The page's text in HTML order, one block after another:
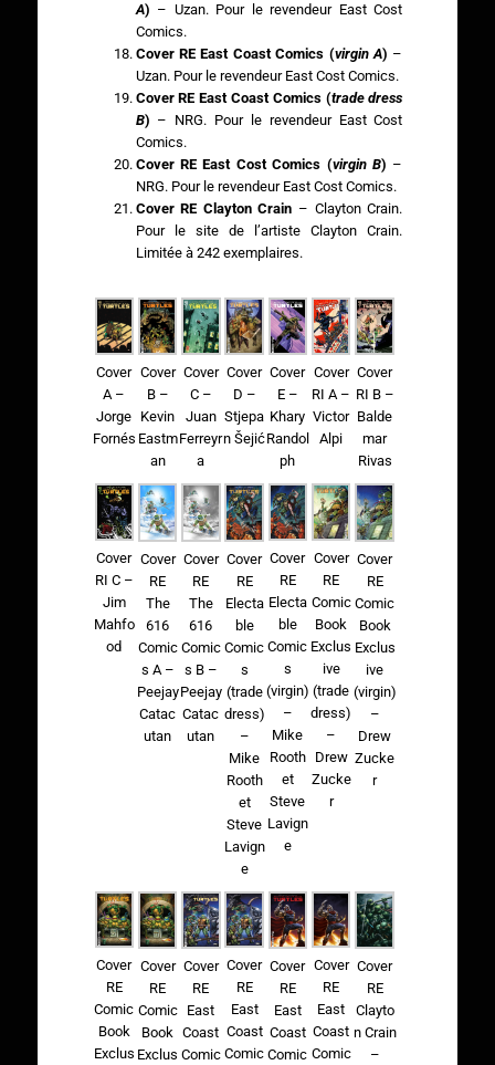
A) – Uzan. Pour le revendeur East Cost
Comics.
Cover RE East Coast Comics (virgin A) –
Uzan. Pour le revendeur East Cost Comics.
Cover RE East Coast Comics (trade dress
B) – NRG. Pour le revendeur East Cost
Comics.
Cover RE East Cost Comics (virgin B) –
NRG. Pour le revendeur East Cost Comics.
Cover RE Clayton Crain – Clayton Crain.
Pour le site de l’artiste Clayton Crain.
Limitée à 242 exemplaires.
Cover
A –
Jorge
Fornés
Cover
B –
Kevin
Eastm
an
Cover
C –
Juan
Ferreyr
a
Cover
D –
Stjepa
n Šejić
Cover
E –
Khary
Randol
ph
Cover
RI A –
Victor
Alpi
Cover
RI B –
Balde
mar
Rivas
Cover
RI C –
Jim
Mahfo
od
Cover
RE
The
616
Comic
s A –
Peejay
Catac
utan
Cover
RE
The
616
Comic
s B –
Peejay
Catac
utan
Cover
RE
Electa
ble
Comic
s
(trade
dress)
–
Mike
Rooth
et
Steve
Lavign
e
Cover
RE
Electa
ble
Comic
s
(virgin)
–
Mike
Rooth
et
Steve
Lavign
e
Cover
RE
Comic
Book
Exclus
ive
(trade
dress)
–
Drew
Zucke
r
Cover
RE
Comic
Book
Exclus
ive
(virgin)
–
Drew
Zucke
r
Cover
RE
Comic
Book
Exclus
Cover
RE
Comic
Book
Exclus
Cover
RE
East
Coast
Comic
Cover
RE
East
Coast
Comic
Cover
RE
East
Coast
Comic
Cover
RE
East
Coast
Comic
Cover
RE
Clayto
n Crain
–